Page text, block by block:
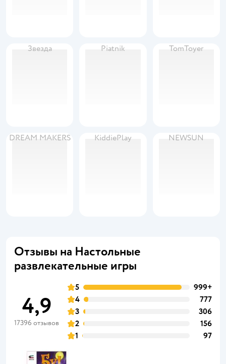
Звезда Piatnik TomToyer
DREAM MAKERS KiddiePlay NEWSUN
Отзывы на Настольные
развлекательные игры
4,9
17396 отзывов
5
999+
4
777
3
306
2
156
1
97